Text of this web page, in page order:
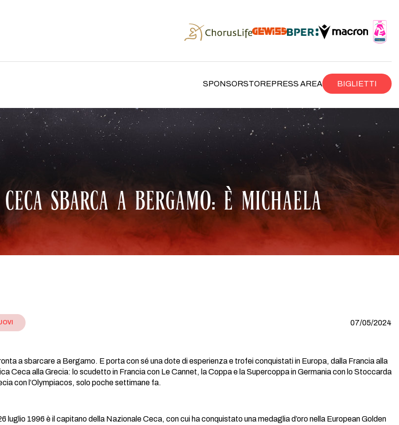
SPONSORSTOREPRESS AREA BIGLIETTI
SBARCA A BERGAMO: È MICHAELA
07/05/2024
a sbarcare a Bergamo. E porta con sé una dote di esperienza e trofei conquistati in Europa, dalla Francia alla
Ceca alla Grecia: lo scudetto in Francia con Le Cannet, la Coppa e la Supercoppa in Germania con lo Stoccarda
con l’Olympiacos, solo poche settimane fa.
luglio 1996 è il capitano della Nazionale Ceca, con cui ha conquistato una medaglia d’oro nella European Golden